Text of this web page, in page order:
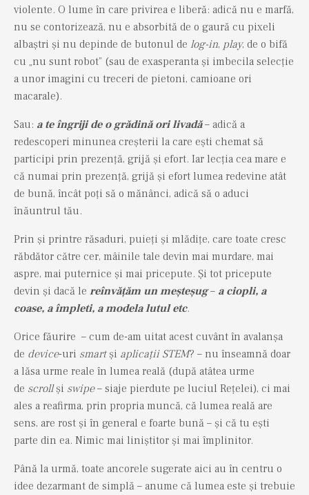
violente. O lume în care privirea e liberă: adică nu e marfă,
nu se contorizează, nu e absorbită de o gaură cu pixeli
albaștri și nu depinde de butonul de log-in, play, de o bifă
cu „nu sunt robot” (sau de exasperanta și imbecila selecție
a unor imagini cu treceri de pietoni, camioane ori
macarale).
Sau: a te îngriji de o grădină ori livadă– adică a
redescoperi minunea creșterii la care ești chemat să
participi prin prezență, grijă și efort. Iar lecția cea mare e
că numai prin prezență, grijă și efort lumea redevine atât
de bună, încât poți să o mănânci, adică să o aduci
înăuntrul tău.
Prin și printre răsaduri, puieți și mlădițe, care toate cresc
răbdător către cer, mâinile tale devin mai murdare, mai
aspre, mai puternice și mai pricepute. Și tot pricepute
devin și dacă le reînvățăm un meșteșug– a ciopli, a
coase, a împleti, a modela lutul etc.
Orice făurire – cum de-am uitat acest cuvânt în avalanșa
de device-uri smartși aplicații STEM? – nu înseamnă doar
a lăsa urme reale în lumea reală (după atâtea urme
de scrollși swipe– siaje pierdute pe luciul Rețelei), ci mai
ales a reafirma, prin propria muncă, că lumea reală are
sens, are rost și în general e foarte bună – și că tu ești
parte din ea. Nimic mai liniștitor și mai împlinitor.
Până la urmă, toate ancorele sugerate aici au în centru o
idee dezarmant de simplă – anume că lumea este și trebuie